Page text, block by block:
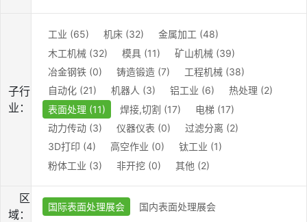
子行
业：
工业 (65) 机床 (32)
金属加工 (48)
木工机械 (32)
模具 (11)
矿山机械 (39)
冶金钢铁 (0)
铸造锻造 (7)
工程机械 (38)
自动化 (21)
机器人 (3) 铝工业 (6)
热处理 (2)
表面处理 (11)
焊接,切割 (17)
电梯 (17)
动力传动 (3)
仪器仪表 (0)
过滤分离 (2)
3D打印 (4)
高空作业 (0)
钛工业 (1)
粉体工业 (3)
非开挖 (0) 其他 (2)
区
域：
国际表面处理展会 国内表面处理展会